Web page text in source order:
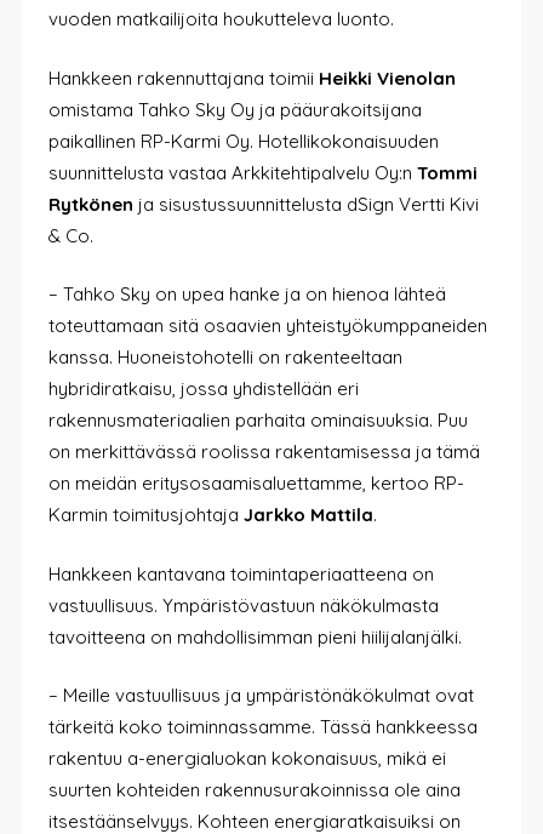
vuoden matkailijoita houkutteleva luonto.
Hankkeen rakennuttajana toimii Heikki Vienolan
omistama Tahko Sky Oy ja pääurakoitsijana
paikallinen RP-Karmi Oy. Hotellikokonaisuuden
suunnittelusta vastaa Arkkitehtipalvelu Oy:nTommi
Rytkönen ja sisustussuunnittelusta dSign Vertti Kivi
& Co.
– Tahko Sky on upea hanke ja on hienoa lähteä
toteuttamaan sitä osaavien yhteistyökumppaneiden
kanssa. Huoneistohotelli on rakenteeltaan
hybridiratkaisu, jossa yhdistellään eri
rakennusmateriaalien parhaita ominaisuuksia. Puu
on merkittävässä roolissa rakentamisessa ja tämä
on meidän eritysosaamisaluettamme, kertoo RP-
Karmin toimitusjohtajaJarkko Mattila.
Hankkeen kantavana toimintaperiaatteena on
vastuullisuus. Ympäristövastuun näkökulmasta
tavoitteena on mahdollisimman pieni hiilijalanjälki.
– Meille vastuullisuus ja ympäristönäkökulmat ovat
tärkeitä koko toiminnassamme. Tässä hankkeessa
rakentuu a-energialuokan kokonaisuus, mikä ei
suurten kohteiden rakennusurakoinnissa ole aina
itsestäänselvyys. Kohteen energiaratkaisuiksi on